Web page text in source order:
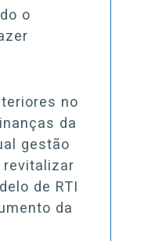
o
no
da
gestão
revitalizar
de RTI
da